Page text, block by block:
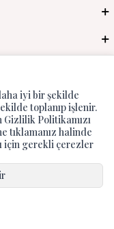
iyi bir şekilde
toplanıp işlenir.
Politikamızı
tıklamanız halinde
için gerekli çerezler